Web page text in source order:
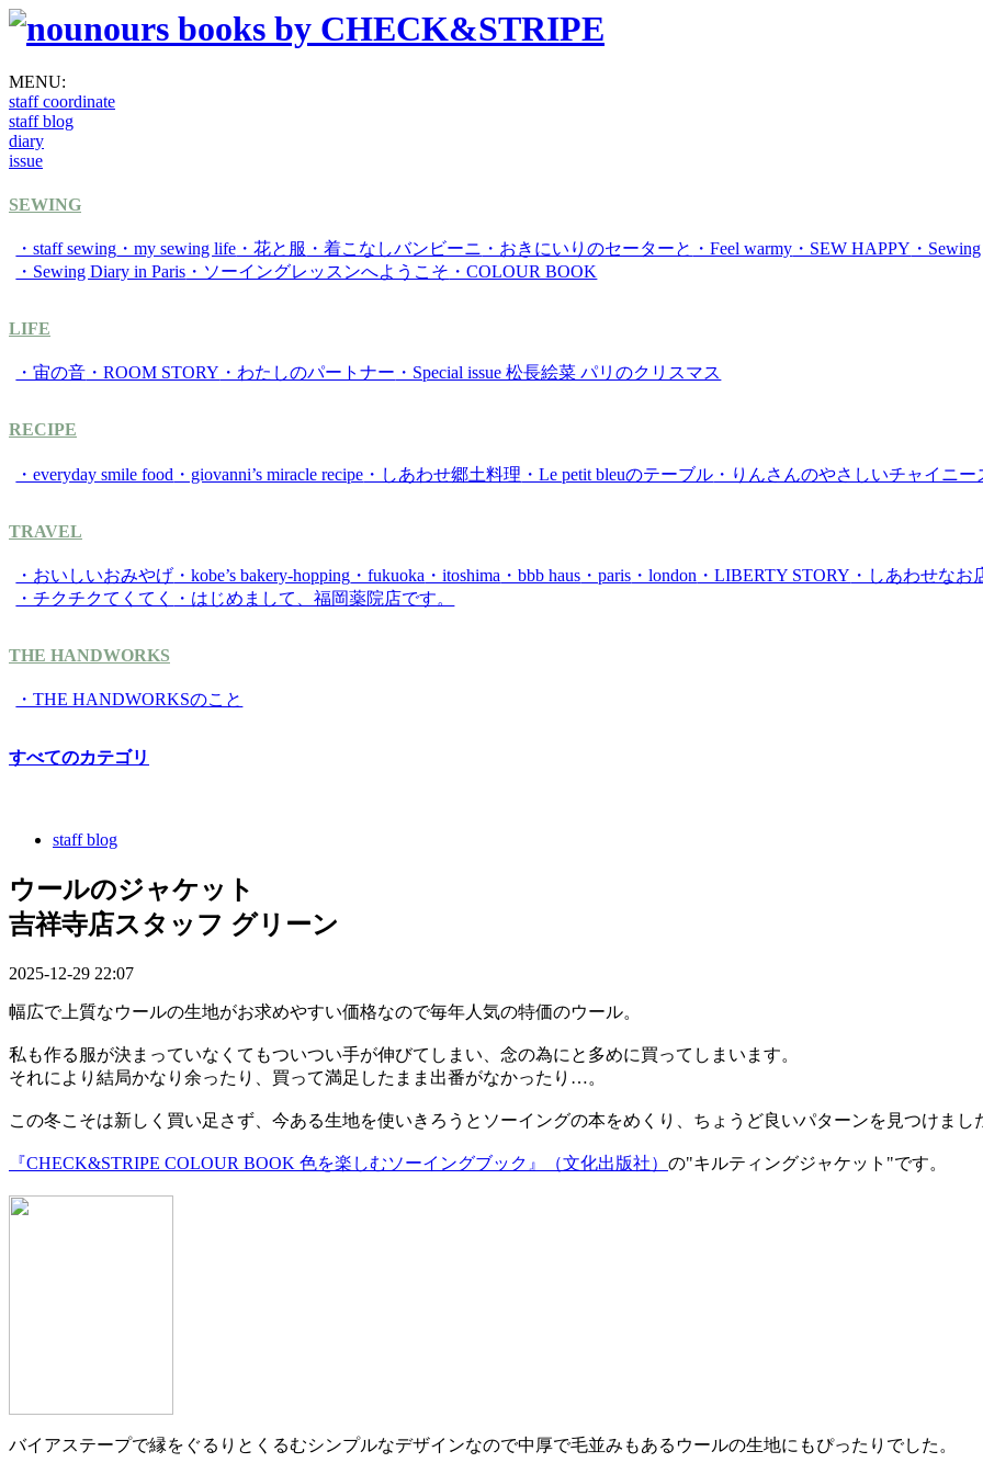
MENU:
staff coordinate
staff blog
diary
issue
SEWING
・staff sewing ・my sewing life ・花と服 ・着こなしバンビーニ ・おきにいりのセーターと ・Feel warmy ・SEW HAPPY ・
・Sewing Diary in Paris ・ソーイングレッスンへようこそ ・COLOUR BOOK
LIFE
・宙の音 ・ROOM STORY ・わたしのパートナー ・Special issue 松長絵菜 パリのクリスマス
RECIPE
・everyday smile food ・giovanni’s miracle recipe ・しあわせ郷土料理 ・Le petit bleuのテーブル ・りんさんのやさしいチャイニー
TRAVEL
・おいしいおみやげ ・kobe’s bakery-hopping ・fukuoka ・itoshima ・bbb haus ・paris ・london ・LIBERTY STORY ・しあわせな
・チクチクてくてく
・はじめまして、福岡薬院店です。
THE HANDWORKS
・THE HANDWORKSのこと
すべてのカテゴリ
staff blog
ウールのジャケット
吉祥寺店スタッフ グリーン
2025-12-29 22:07
幅広で上質なウールの生地がお求めやすい価格なので毎年人気の特価のウール。
私も作る服が決まっていなくてもついつい手が伸びてしまい、念の為にと多めに買ってしまいます。
それにより結局かなり余ったり、買って満足したまま出番がなかったり…。
この冬こそは新しく買い足さず、今ある生地を使いきろうとソーイングの本をめくり、ちょうど良いパターンを見つけまし
『CHECK&STRIPE COLOUR BOOK 色を楽しむソーイングブック』（文化出版社） の"キルティングジャケット"です。
バイアステープで縁をぐるりとくるむシンプルなデザインなので中厚で毛並みもあるウールの生地にもぴったりでした。